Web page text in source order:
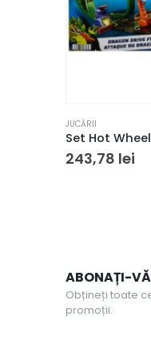
JUCĂRII
243,78 lei
ABONAȚI-VĂ
Obțineți toate
promoții.